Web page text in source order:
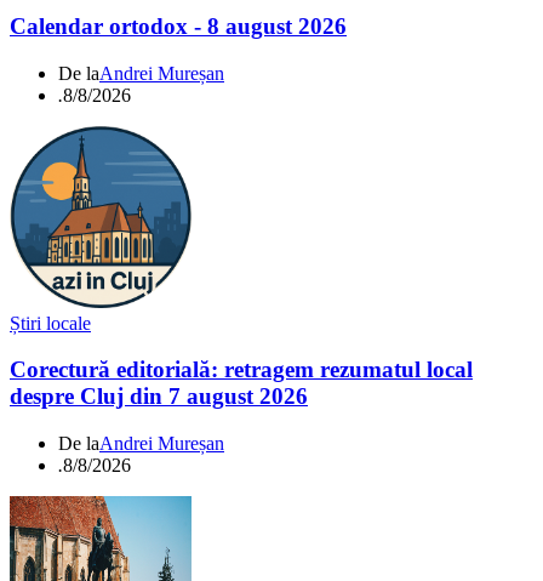
Calendar ortodox - 8 august 2026
De laAndrei Mureșan
.8/8/2026
Știri locale
Corectură editorială: retragem rezumatul local
despre Cluj din 7 august 2026
De laAndrei Mureșan
.8/8/2026